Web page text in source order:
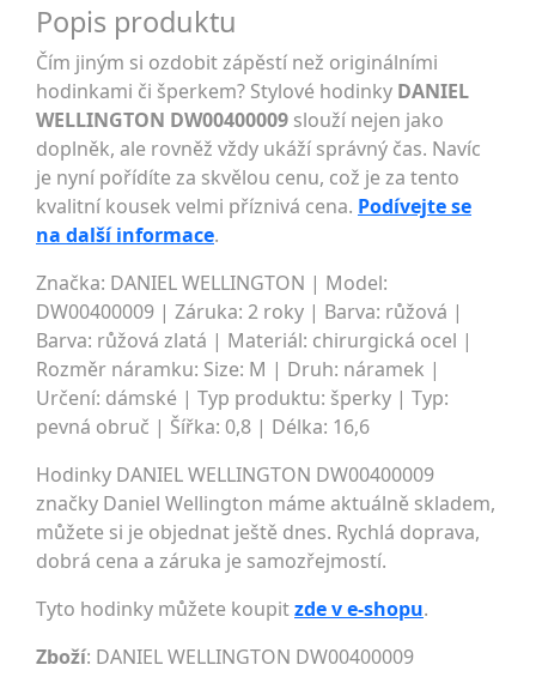
Popis produktu
Čím jiným si ozdobit zápěstí než originálními
hodinkami či šperkem? Stylové hodinky DANIEL
WELLINGTON DW00400009 slouží nejen jako
doplněk, ale rovněž vždy ukáží správný čas. Navíc
je nyní pořídíte za skvělou cenu, což je za tento
kvalitní kousek velmi příznivá cena. Podívejte se
na další informace.
Značka: DANIEL WELLINGTON | Model:
DW00400009 | Záruka: 2 roky | Barva: růžová |
Barva: růžová zlatá | Materiál: chirurgická ocel |
Rozměr náramku: Size: M | Druh: náramek |
Určení: dámské | Typ produktu: šperky | Typ:
pevná obruč | Šířka: 0,8 | Délka: 16,6
Hodinky DANIEL WELLINGTON DW00400009
značky Daniel Wellington máme aktuálně skladem,
můžete si je objednat ještě dnes. Rychlá doprava,
dobrá cena a záruka je samozřejmostí.
Tyto hodinky můžete koupitzde v e-shopu.
Zboží: DANIEL WELLINGTON DW00400009